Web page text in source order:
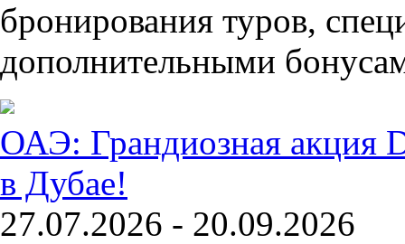
бронирования туров,
дополнительными
ОАЭ: Грандиозная акция
в Дубае!
27.07.2026 - 20.09.2026